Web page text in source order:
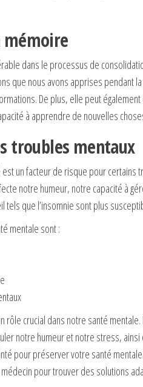
mémoire
dans le processus de
que nous avons apprises pendant
De plus, elle peut
à apprendre de nouvelles
troubles mentaux
un facteur de risque pour certains
notre humeur, notre capacité à
tels que l’insomnie sont plus
mentale sont :
rôle crucial dans notre santé
notre humeur et notre stress,
pour préserver votre santé
pour trouver des solutions